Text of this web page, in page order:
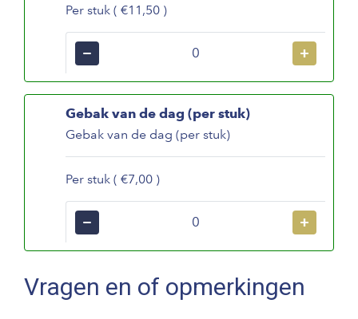
Per stuk ( €11,50 )
− +
Gebak van de dag (per stuk)
Gebak van de dag (per stuk)
Per stuk ( €7,00 )
− +
Vragen en of opmerkingen